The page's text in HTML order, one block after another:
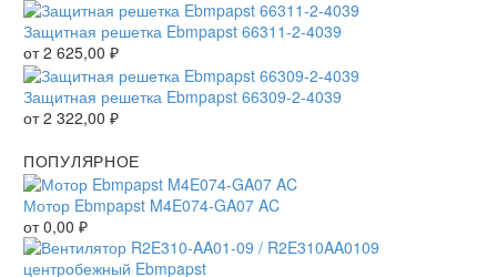
Защитная решетка Ebmpapst 66311-2-4039
от2 625,00 ₽
Защитная решетка Ebmpapst 66309-2-4039
от2 322,00 ₽
ПОПУЛЯРНОЕ
Мотор Ebmpapst M4E074-GA07 AC
от0,00 ₽